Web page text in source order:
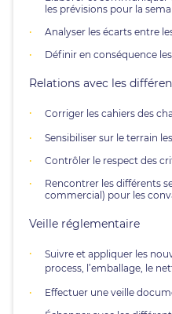
les prévisions pour la
Analyser les écarts entre
Définir en conséquence
Relations avec les
Corriger les cahiers des
Sensibiliser sur le terrain
Contrôler le respect des
Rencontrer les différents
commercial) pour les
Veille réglementaire
Suivre et appliquer les
process, l’emballage, le
Effectuer une veille